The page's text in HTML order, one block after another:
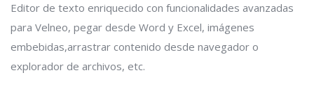
Editor de texto enriquecido con funcionalidades avanzadas
para Velneo, pegar desde Word y Excel, imágenes
embebidas,arrastrar contenido desde navegador o
explorador de archivos, etc.